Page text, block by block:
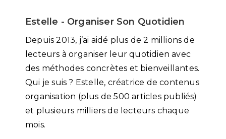
Estelle - Organiser Son Quotidien
Depuis 2013, j’ai aidé plus de 2 millions de
lecteurs à organiser leur quotidien avec
des méthodes concrètes et bienveillantes.
Qui je suis ? Estelle, créatrice de contenus
organisation (plus de 500 articles publiés)
et plusieurs milliers de lecteurs chaque
mois.